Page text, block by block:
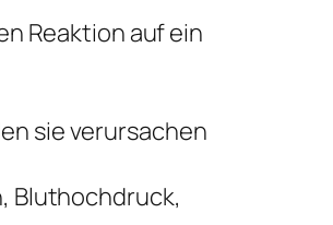
Reaktion auf ein
sie verursachen
Bluthochdruck,